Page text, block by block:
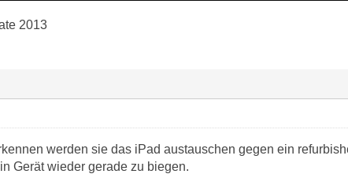
2013
werden sie das iPad austauschen gegen ein
Gerät wieder gerade zu biegen.